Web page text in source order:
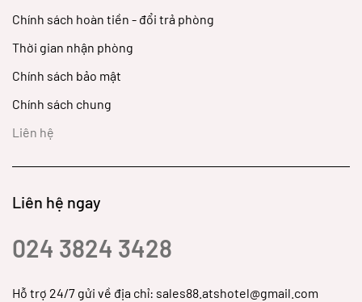
Chính sách hoàn tiền - đổi trả phòng
Thời gian nhận phòng
Chính sách bảo mật
Chính sách chung
Liên hệ
Liên hệ ngay
024 3824 3428
Hỗ trợ 24/7 gửi về địa chỉ: sales88.atshotel@gmail.com